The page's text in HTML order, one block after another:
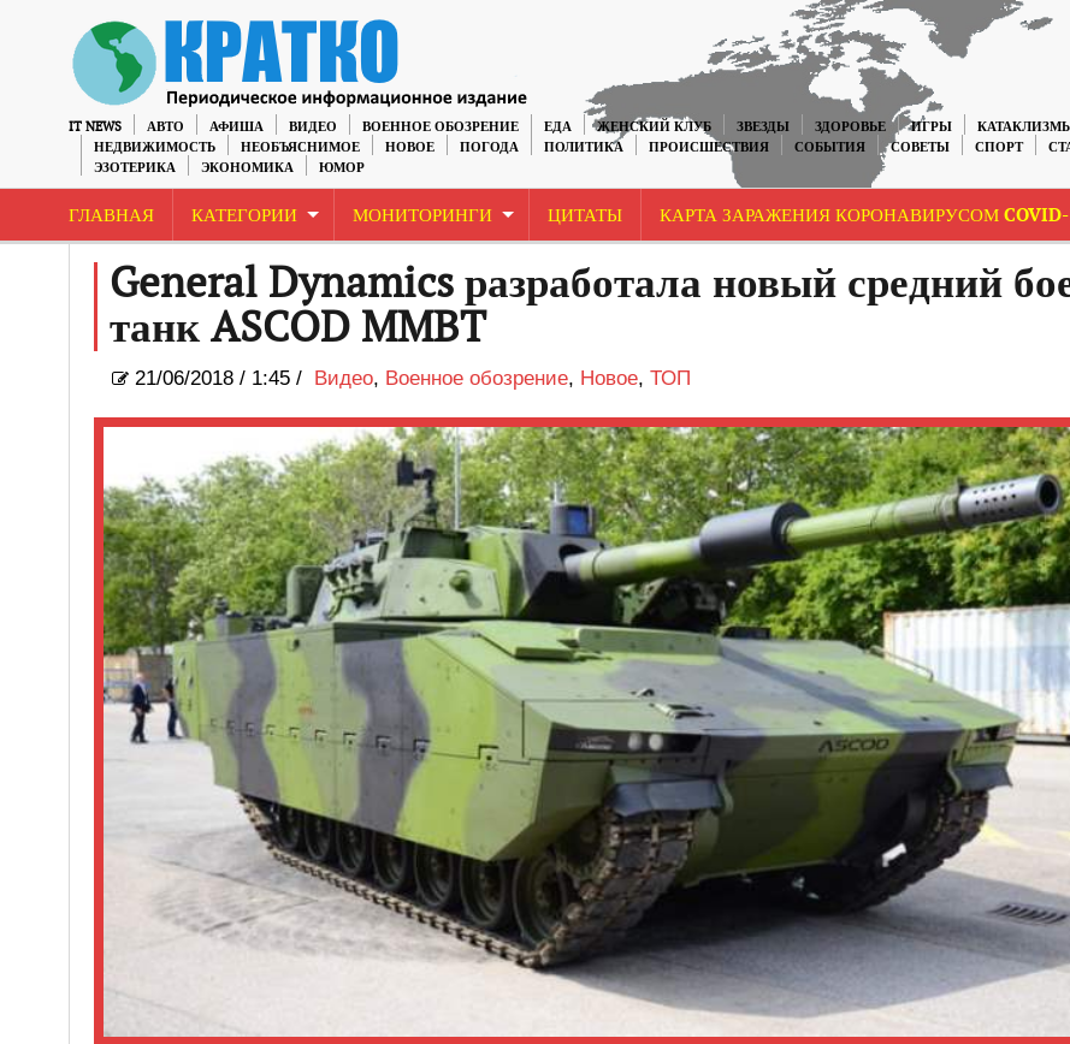
IT NEWS АВТО АФИША ВИДЕО ВОЕННОЕ ОБОЗРЕНИЕ ЕДА ЖЕНСКИЙ КЛУБ ЗВЕЗДЫ ЗДОРОВЬЕ ИГРЫ
НЕДВИЖИМОСТЬ
НЕОБЪЯСНИМОЕ НОВОЕ ПОГОДА ПОЛИТИКА ПРОИСШЕСТВИЯ СОБЫТИЯ СОВЕТЫ СПОРТ
ЭЗОТЕРИКА
ЭКОНОМИКА ЮМОР
ГЛАВНАЯ КАТЕГОРИИ МОНИТОРИНГИ ЦИТАТЫ КАРТА ЗАРАЖЕНИЯ КОРОНАВИРУСОМ COVID-
General Dynamics разработала новый средний
танк ASCOD MMBT
21/06/2018/ 1:45 / Видео, Военное обозрение, Новое, ТОП